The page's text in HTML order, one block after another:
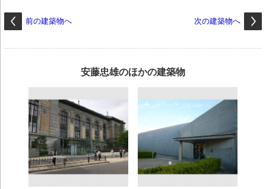
前の建築物へ 次の建築物へ
安藤忠雄のほかの建築物